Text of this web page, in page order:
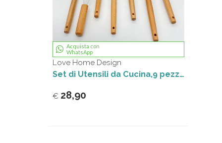
Acquista con
WhatsApp
Love Home Design
Set di Utensili da Cucina,9 pezzi Set di Utensili da Cucina in Silicone, con Manico Legno Antiaderenti Resistenti al Calore (BIANCO)
€ 28,90